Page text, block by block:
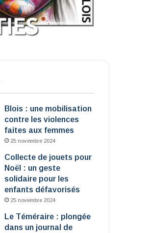
Blois : une mobilisation
contre les violences
faites aux femmes
25 novembre 2024
Collecte de jouets pour
Noël : un geste
solidaire pour les
enfants défavorisés
25 novembre 2024
Le Téméraire : plongée
dans un journal de